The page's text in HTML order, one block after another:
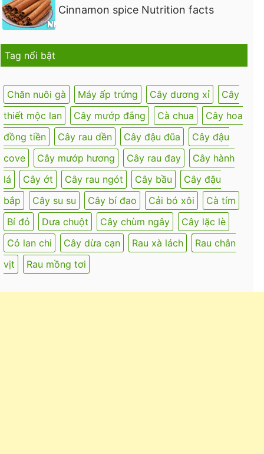
Cinnamon spice Nutrition facts
Tag nổi bật
Chăn nuôi gà Máy ấp trứng Cây dương xỉ
Cây
thiết mộc lan
Cây mướp đắng Cà chua
Cây hoa
đồng tiền
Cây rau dền Cây đậu đũa
Cây đậu
cove
Cây mướp hương Cây rau đay
Cây hành
lá
Cây ớt Cây rau ngót Cây bầu
Cây đậu
bắp
Cây su su Cây bí đao Cải bó xôi
Cà tím
Bí đỏ
Dưa chuột Cây chùm ngây
Cây lặc lè
Cỏ lan chi
Cây dừa cạn Rau xà lách
Rau chân
vịt
Rau mồng tơi